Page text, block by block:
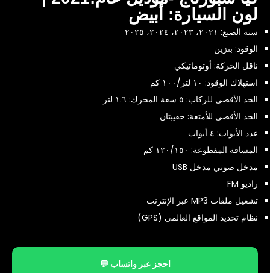
لون السيارة: أبيض
سنة الصنع: ٢٠٢١، ٢٠٢٣، ٢٠٢٤، ٢٠٢٥
الوقود: بنزين
ناقل الحركة: أوتوماتيكي
استهلاك الوقود: ١٠ لتر/١٠٠ كم
الحد الأقصى للركاب: ٥ سعة المحرك: ١.٦ لتر
الحد الأقصى للأمتعة: حقيبتان
عدد الأبواب: ٤ أبواب
المسافة المقطوعة: ١٢٠/١٥٠ كم
مدخل صوتي مدخل USB
راديو FM
تشغيل ملفات MP3 عبر الإنترنت
نظام تحديد المواقع العالمي (GPS)
احجز عبر واتساب 💬